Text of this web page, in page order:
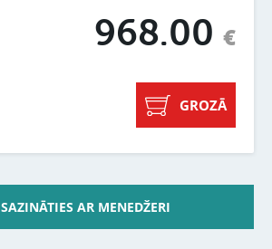
968.00 €
GROZĀ
SAZINĀTIES AR MENEDŽERI